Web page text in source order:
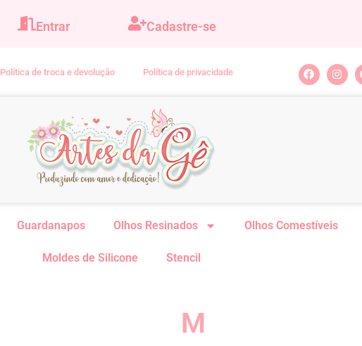
Entrar Cadastre-se
Política de troca e devolução Política de privacidade
Guardanapos Olhos Resinados Olhos Comestíveis
Moldes de Silicone Stencil
M